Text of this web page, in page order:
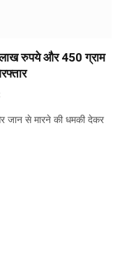
रुपये और 450 ग्राम
जान से मारने की धमकी देकर